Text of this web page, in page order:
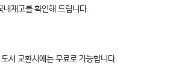
내재고를 확인해 드립니다.
서 교환시에는 무료로 가능합니다.